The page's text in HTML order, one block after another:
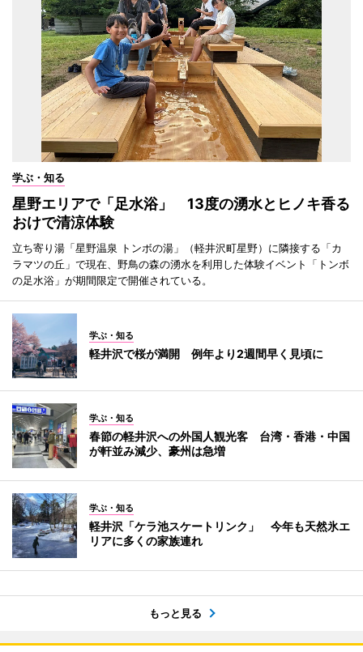
学ぶ・知る
星野エリアで「足水浴」 13度の湧水とヒノキ香る
おけで清涼体験
立ち寄り湯「星野温泉 トンボの湯」（軽井沢町星野）に隣接する「カ
ラマツの丘」で現在、野鳥の森の湧水を利用した体験イベント「トンボ
の足水浴」が期間限定で開催されている。
学ぶ・知る
軽井沢で桜が満開 例年より2週間早く見頃に
学ぶ・知る
春節の軽井沢への外国人観光客 台湾・香港・中国
が軒並み減少、豪州は急増
学ぶ・知る
軽井沢「ケラ池スケートリンク」 今年も天然氷エ
リアに多くの家族連れ
もっと見る